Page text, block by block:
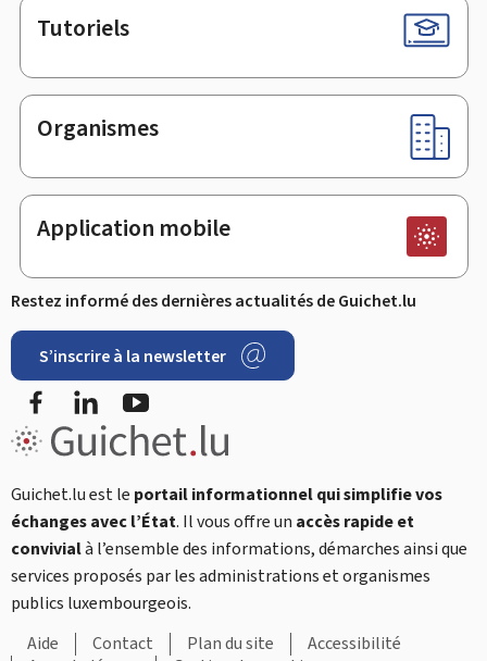
Tutoriels
Organismes
Application mobile
Restez informé des dernières actualités de Guichet.lu
S’inscrire à la newsletter
FacebookLinkedIn
Guichet.lu est le portail informationnel qui simplifie vos
échanges avec l’État. Il vous offre un accès rapide et
convivialà l’ensemble des informations, démarches ainsi que
services proposés par les administrations et organismes
publics luxembourgeois.
Aide
Contact Plan du site
Accessibilité